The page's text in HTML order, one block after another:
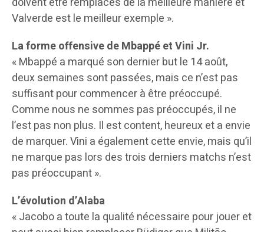
Valverde est le meilleur exemple ».
La forme offensive de Mbappé et Vini Jr.
« Mbappé a marqué son dernier but le 14 août,
deux semaines sont passées, mais ce n’est pas
suffisant pour commencer à être préoccupé.
Comme nous ne sommes pas préoccupés, il ne
l’est pas non plus. Il est content, heureux et a envie
de marquer. Vini a également cette envie, mais qu’il
ne marque pas lors des trois derniers matchs n’est
pas préoccupant ».
L’évolution d’Alaba
« Jacobo a toute la qualité nécessaire pour jouer et